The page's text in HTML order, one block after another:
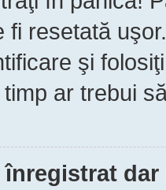
fi resetată
şi
ar trebui
înregistrat